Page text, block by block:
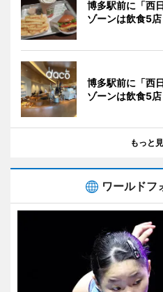
博多駅前に「西
ゾーンは飲食5店
博多駅前に「西
ゾーンは飲食5店
もっと
ワールドフ